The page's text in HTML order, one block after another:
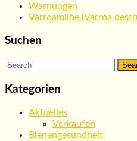
Warnungen
Varroamilbe (Varroa
Suchen
Search
Kategorien
Aktuelles
Verkaufen
Bienengesundheit